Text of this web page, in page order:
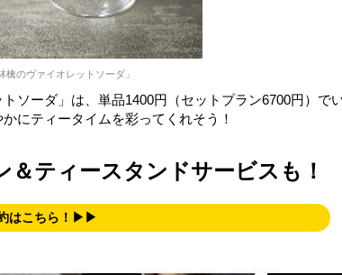
檎のヴァイオレットソーダ」
ソーダ」は、単品1400円（セットプラン6700円）で
にティータイムを彩ってくれそう！
ティースタンドサービスも！
はこちら！▶▶